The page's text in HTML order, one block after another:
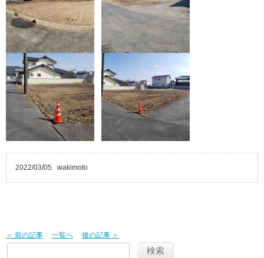
2022/03/05 wakimoto
＜ 前の記事 一覧へ 後の記事 ＞